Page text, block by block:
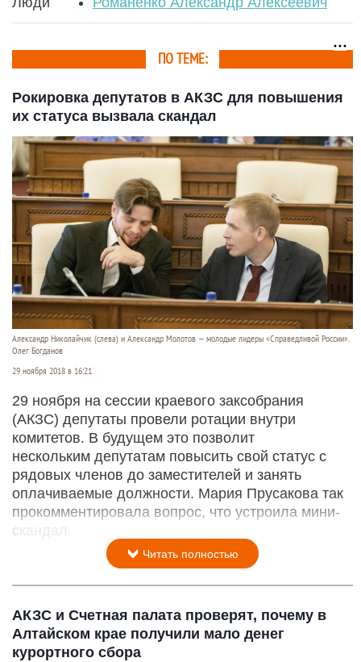
ПО ТЕМЕ:
Рокировка депутатов в АКЗС для повышения
их статуса вызвала скандал
Александр Николайчик (слева) и Александр Молотов — молодые лидеры «Справедливой России».
Олег Богданов
29 ноября 2018 в 16:21
29 ноября на сессии краевого заксобрания
(АКЗС) депутаты провели ротации внутри
комитетов. В будущем это позволит
нескольким депутатам повысить свой статус с
рядовых членов до заместителей и занять
оплачиваемые должности. Мария Прусакова так
прокомментировала вопрос, что устроила мини-
скандал.
Читать полностью
АКЗС и Счетная палата проверят, почему в
Алтайском крае получили мало денег
курортного сбора